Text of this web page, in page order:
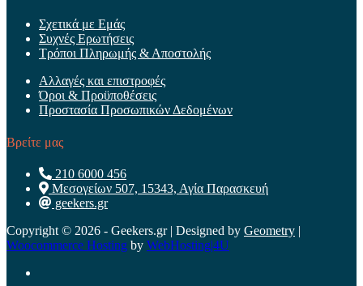
Σχετικά με Εμάς
Συχνές Ερωτήσεις
Τρόποι Πληρωμής & Αποστολής
Αλλαγές και επιστροφές
Όροι & Προϋποθέσεις
Προστασία Προσωπικών Δεδομένων
Βρείτε μας
210 6000 456
Μεσογείων 507, 15343, Αγία Παρασκευή
geekers.gr
Copyright © 2026 - Geekers.gr | Designed by Geometry |
Woocommerce Hosting by WebHosting|4U